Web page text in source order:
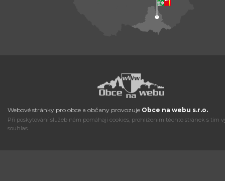
Webové stránky pro obce a občany provozuje Obce na webu s.r.o.
Při poskytování služeb nám pomáhají cookies, prohlížením těchto stránek s tím
souhlas.